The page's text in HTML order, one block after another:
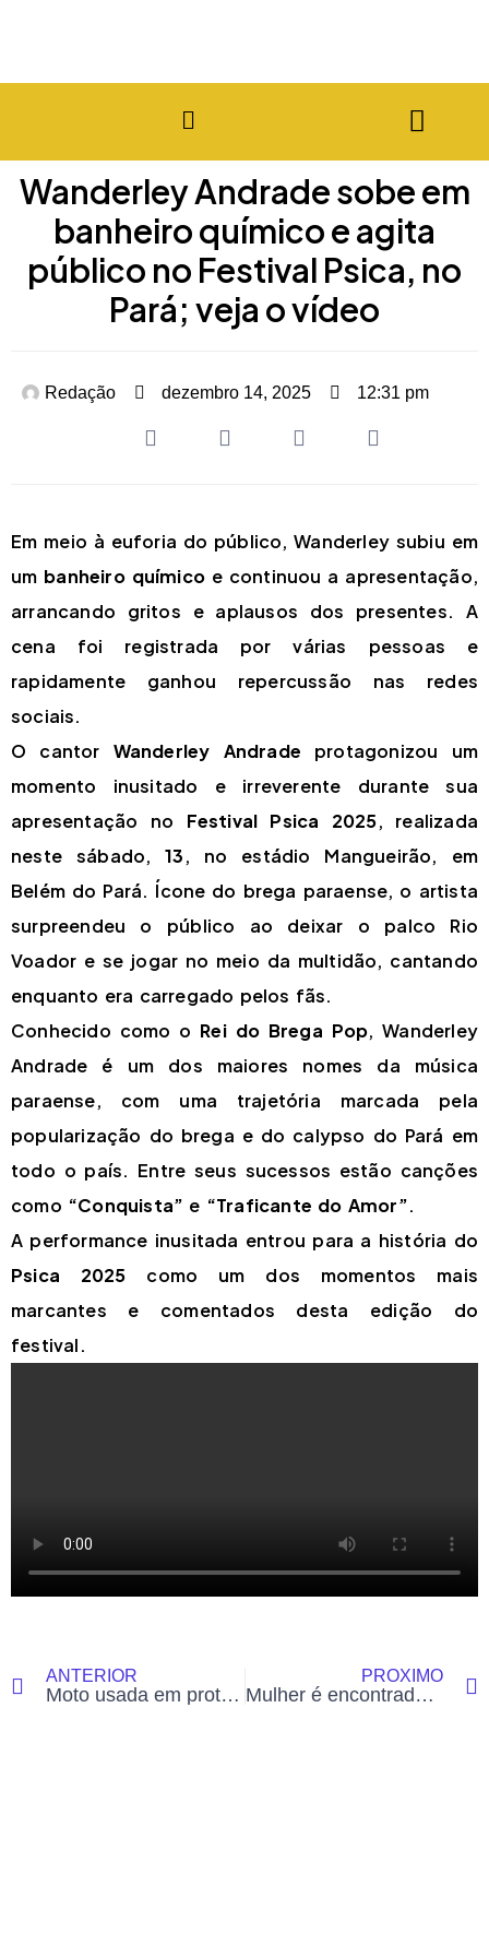
Wanderley Andrade sobe em
banheiro químico e agita
público no Festival Psica, no
Pará; veja o vídeo
Redação dezembro 14, 2025 12:31 pm
Em meio à euforia do público, Wanderley subiu em
um banheiro químico e continuou a apresentação,
arrancando gritos e aplausos dos presentes. A
cena foi registrada por várias pessoas e
rapidamente ganhou repercussão nas redes
sociais.
O cantor Wanderley Andrade protagonizou um
momento inusitado e irreverente durante sua
apresentação no Festival Psica 2025, realizada
neste sábado,13, no estádio Mangueirão, em
Belém do Pará. Ícone do brega paraense, o artista
surpreendeu o público ao deixar o palco Rio
Voador e se jogar no meio da multidão, cantando
enquanto era carregado pelos fãs.
Conhecido como o Rei do Brega Pop, Wanderley
Andrade é um dos maiores nomes da música
paraense, com uma trajetória marcada pela
popularização do brega e do calypso do Pará em
todo o país. Entre seus sucessos estão canções
como “Conquista” e “Traficante do Amor”.
A performance inusitada entrou para a história do
Psica 2025 como um dos momentos mais
marcantes e comentados desta edição do
festival.
ANTERIOR
Moto usada em protesto por segurança no trânsito é furtada no interior do Acre
PRÓXIMO
Mulher é encontrada morta pela filha em Rio Branco; caso marca o 14º feminicídio no Acre em 2025